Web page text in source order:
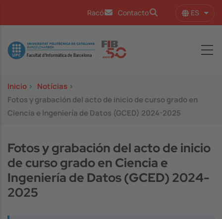
Racó Contacto ES
Image
Inicio > Notícias >
Fotos y grabación del acto de inicio de curso grado en
Ciencia e Ingeniería de Datos (GCED) 2024-2025
Fotos y grabación del acto de inicio
de curso grado en Ciencia e
Ingeniería de Datos (GCED) 2024-
2025